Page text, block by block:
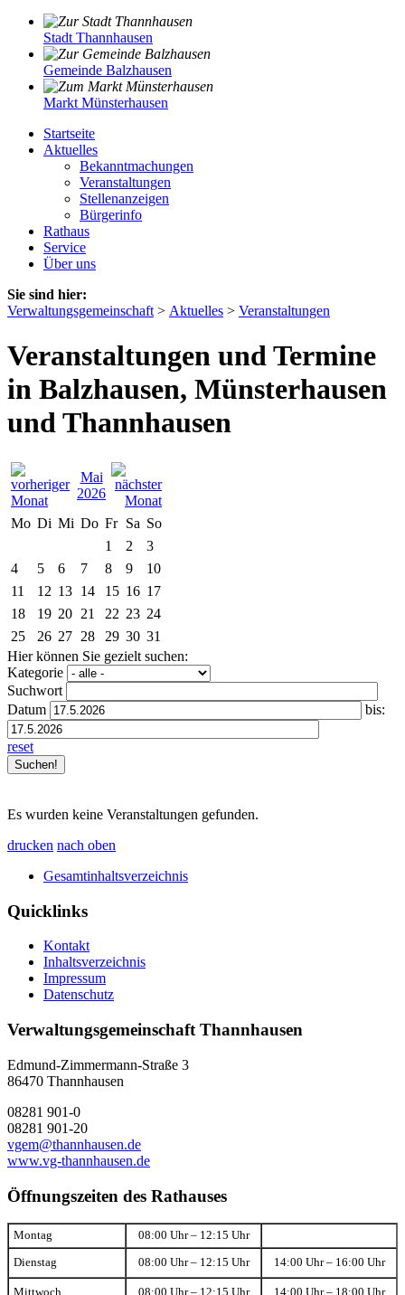
Stadt Thannhausen
Gemeinde Balzhausen
Markt Münsterhausen
Startseite
Aktuelles
Bekanntmachungen
Veranstaltungen
Stellenanzeigen
Bürgerinfo
Rathaus
Service
Über uns
Sie sind hier:
Verwaltungsgemeinschaft > Aktuelles > Veranstaltungen
Veranstaltungen und Termine
in Balzhausen, Münsterhausen
und Thannhausen
Mai
2026
Mo Di Mi Do Fr Sa So
1
2
3
4
5 6 7 8 9
10
11
12 13 14 15 16 17
18
19 20 21 22 23 24
25
26 27 28 29 30 31
Hier können Sie gezielt suchen:
Kategorie
Suchwort
Datum
bis:
reset
Es wurden keine Veranstaltungen gefunden.
drucken nach oben
Gesamtinhaltsverzeichnis
Quicklinks
Kontakt
Inhaltsverzeichnis
Impressum
Datenschutz
Verwaltungsgemeinschaft Thannhausen
Edmund-Zimmermann-Straße 3
86470 Thannhausen
08281 901-0
08281 901-20
vgem@thannhausen.de
www.vg-thannhausen.de
Öffnungszeiten des Rathauses
Montag 08:00 Uhr – 12:15 Uhr
Dienstag 08:00 Uhr – 12:15 Uhr 14:00 Uhr – 16:00 Uhr